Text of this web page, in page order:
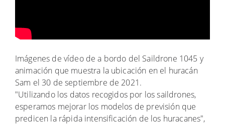
Imágenes de vídeo de a bordo del Saildrone 1045 y
animación que muestra la ubicación en el huracán
Sam el 30 de septiembre de 2021.
"Utilizando los datos recogidos por los saildrones,
esperamos mejorar los modelos de previsión que
predicen la rápida intensificación de los huracanes",